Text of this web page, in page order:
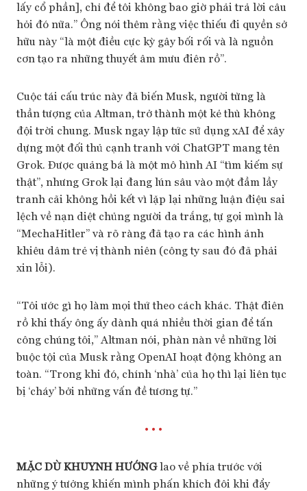
lấy cổ phần], chỉ để tôi không bao giờ phải trả lời câu
hỏi đó nữa.” Ông nói thêm rằng việc thiếu đi quyền sở
hữu này “là một điều cực kỳ gây bối rối và là nguồn
cơn tạo ra những thuyết âm mưu điên rồ”.
Cuộc tái cấu trúc này đã biến Musk, người từng là
thần tượng của Altman, trở thành một kẻ thù không
đội trời chung. Musk ngay lập tức sử dụng xAI để xây
dựng một đối thủ cạnh tranh với ChatGPT mang tên
Grok. Được quảng bá là một mô hình AI “tìm kiếm sự
thật”, nhưng Grok lại đang lún sâu vào một đầm lầy
tranh cãi không hồi kết vì lặp lại những luận điệu sai
lệch về nạn diệt chủng người da trắng, tự gọi mình là
“MechaHitler” và rõ ràng đã tạo ra các hình ảnh
khiêu dâm trẻ vị thành niên (công ty sau đó đã phải
xin lỗi).
“Tôi ước gì họ làm mọi thứ theo cách khác. Thật điên
rồ khi thấy ông ấy dành quá nhiều thời gian để tấn
công chúng tôi,” Altman nói, phàn nàn về những lời
buộc tội của Musk rằng OpenAI hoạt động không an
toàn. “Trong khi đó, chính ‘nhà’ của họ thì lại liên tục
bị ‘cháy’ bởi những vấn đề tương tự.”
• • •
MẶC DÙ KHUYNH HƯỚNGlao về phía trước với
những ý tưởng khiến mình phấn khích đôi khi đẩy